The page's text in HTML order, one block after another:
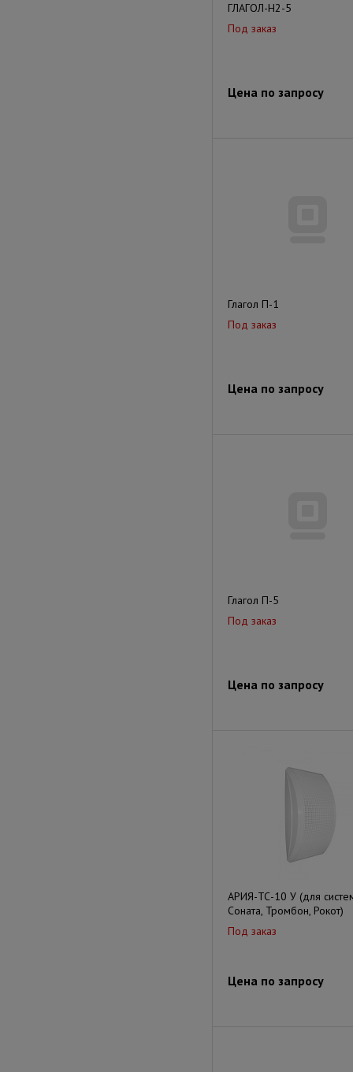
ГЛАГОЛ-Н2-5
Под заказ
Цена по запросу
Глагол П-1
Под заказ
Цена по запросу
Глагол П-5
Под заказ
Цена по запросу
АРИЯ-ТС-10 У (для
Соната, Тромбон, Рокот)
Под заказ
Цена по запросу